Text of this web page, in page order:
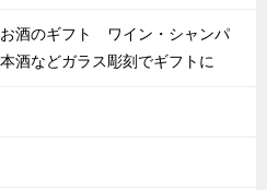
酒のギフト ワイン・シャンパ
酒などガラス彫刻でギフトに